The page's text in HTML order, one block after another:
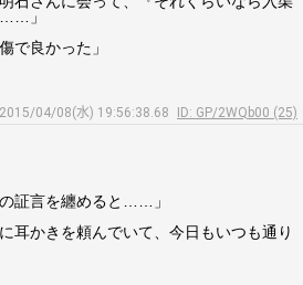
」
で良かった」
2015/04/08(水) 19:56:38.68
ID: GP/2WQb00 (25)
証言を纏めると……」
耳かきを頼んでいて、今日もいつも通り